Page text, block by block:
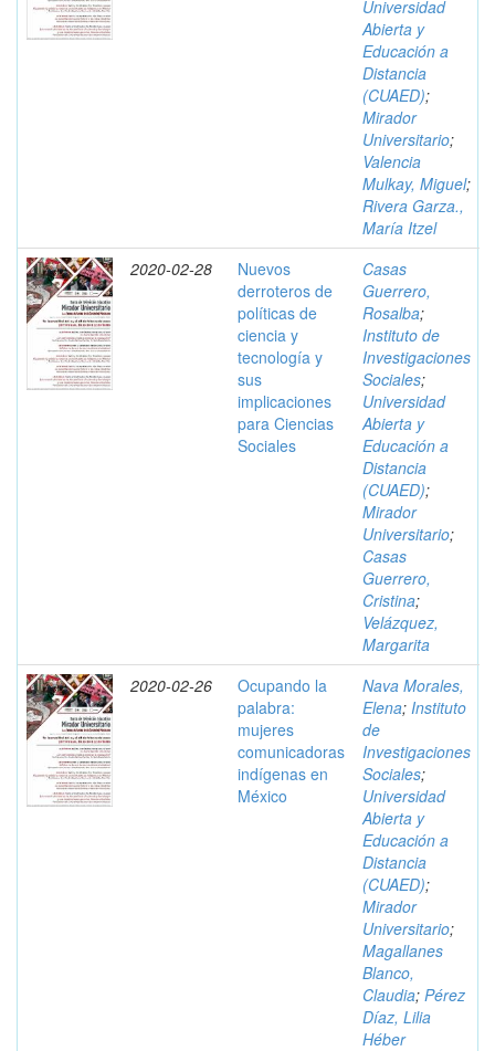
Universidad
Abierta y
Educación a
Distancia
(CUAED);
Mirador
Universitario;
Valencia
Mulkay, Miguel;
Rivera Garza.,
María Itzel
2020-02-28
Nuevos
derroteros de
políticas de
ciencia y
tecnología y
sus
implicaciones
para Ciencias
Sociales
Casas
Guerrero,
Rosalba;
Instituto de
Investigaciones
Sociales;
Universidad
Abierta y
Educación a
Distancia
(CUAED);
Mirador
Universitario;
Casas
Guerrero,
Cristina;
Velázquez,
Margarita
2020-02-26
Ocupando la
palabra:
mujeres
comunicadoras
indígenas en
México
Nava Morales,
Elena; Instituto
de
Investigaciones
Sociales;
Universidad
Abierta y
Educación a
Distancia
(CUAED);
Mirador
Universitario;
Magallanes
Blanco,
Claudia; Pérez
Díaz, Lilia
Héber